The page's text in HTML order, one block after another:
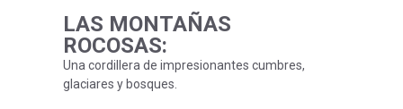
LAS MONTAÑAS
ROCOSAS:
Una cordillera de impresionantes cumbres,
glaciares y bosques.